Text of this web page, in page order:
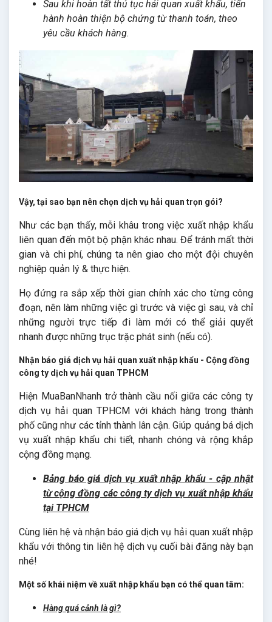
Sau khi hoàn tất thủ tục hải quan xuất khẩu, tiến
hành hoàn thiện bộ chứng từ thanh toán, theo
yêu cầu khách hàng.
Vậy, tại sao bạn nên chọn dịch vụ hải quan trọn gói?
Như các bạn thấy, mỗi khâu trong việc xuất nhập khẩu
liên quan đến một bộ phận khác nhau. Để tránh mất thời
gian và chi phí, chúng ta nên giao cho một đội chuyên
nghiệp quản lý & thực hiện.
Họ đứng ra sắp xếp thời gian chính xác cho từng công
đoạn, nên làm những việc gì trước và việc gì sau, và chỉ
những người trực tiếp đi làm mới có thể giải quyết
nhanh được những trục trặc phát sinh (nếu có).
Nhận báo giá dịch vụ hải quan xuất nhập khẩu - Cộng đồng
công ty dịch vụ hải quan TPHCM
Hiện MuaBanNhanh trở thành cầu nối giữa các công ty
dịch vụ hải quan TPHCM với khách hàng trong thành
phố cũng như các tỉnh thành lân cận. Giúp quảng bá dịch
vụ xuất nhập khẩu chi tiết, nhanh chóng và rộng khắp
cộng đồng mạng.
Bảng báo giá dịch vụ xuất nhập khẩu - cập nhật
từ cộng đồng các công ty dịch vụ xuất nhập khẩu
tại TPHCM
Cùng liên hệ và nhận báo giá dịch vụ hải quan xuất nhập
khẩu với thông tin liên hệ dịch vụ cuối bài đăng này bạn
nhé!
Một số khái niệm về xuất nhập khẩu bạn có thể quan tâm:
Hàng quá cảnh là gì?